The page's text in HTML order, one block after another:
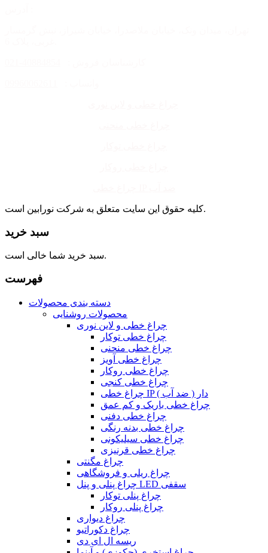
کلیه حقوق این سایت متعلق به شرکت نورابین است.
سبد خرید
سبد خرید شما خالی است.
فهرست
دسته بندی محصولات
محصولات روشنایی
چراغ خطی و لاین نوری
چراغ خطی توکار
چراغ خطی منحنی
چراغ خطی آویز
چراغ خطی روکار
چراغ خطی کنجی
چراغ خطی IP دار ( ضد آب )
چراغ خطی باریک و کم عمق
چراغ خطی دفنی
چراغ خطی بدنه رنگی
چراغ خطی سیلیکونی
چراغ خطی قرنیزی
چراغ مگنتی
چراغ ریلی و فروشگاهی
چراغ پنلی و پنل LED سقفی
چراغ پنلی توکار
چراغ پنلی روکار
چراغ دیواری
چراغ دکوراتیو
ریسه ال ای دی